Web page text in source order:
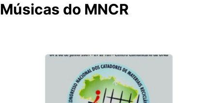
Músicas do MNCR